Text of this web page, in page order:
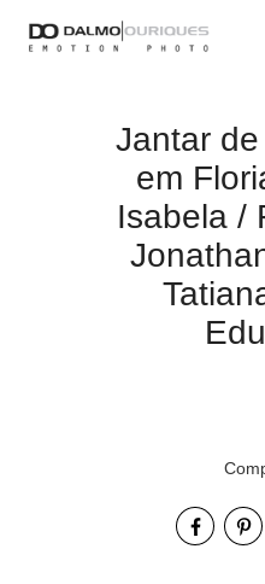
Jantar
em
Isabela /